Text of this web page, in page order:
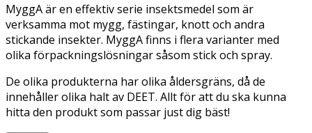
MyggA är en effektiv serie insektsmedel som är
verksamma mot mygg, fästingar, knott och andra
stickande insekter. MyggA finns i flera varianter med
olika förpackningslösningar såsom stick och spray.
De olika produkterna har olika åldersgräns, då de
innehåller olika halt av DEET. Allt för att du ska kunna
hitta den produkt som passar just dig bäst!